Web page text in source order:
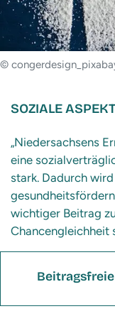
©
SOZIALE
„Niedersachsens
eine
stark. Dadurch
wichtiger Beitrag
Chancengleichheit